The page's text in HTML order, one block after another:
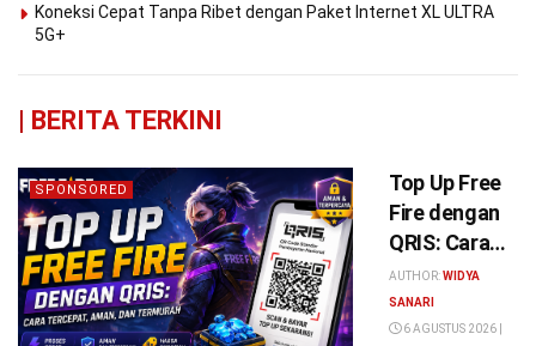
Koneksi Cepat Tanpa Ribet dengan Paket Internet XL ULTRA
5G+
| BERITA TERKINI
SPONSORED
Top Up Free
Fire dengan
QRIS: Cara
Tercepat,
Aman, dan
Termurah
AUTHOR:WIDYA
SANARI
6 AGUSTUS 2026 |